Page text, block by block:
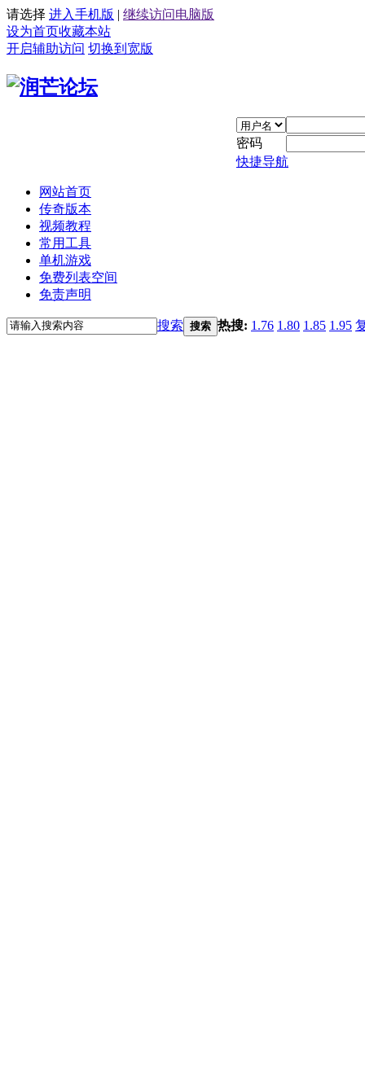
请选择 进入手机版 | 继续访问电脑版
设为首页收藏本站
开启辅助访问 切换到宽版
密码
快捷导航
网站首页
传奇版本
视频教程
常用工具
单机游戏
免费列表空间
免责声明
搜索 搜索 热搜: 1.76 1.80 1.85 1.95